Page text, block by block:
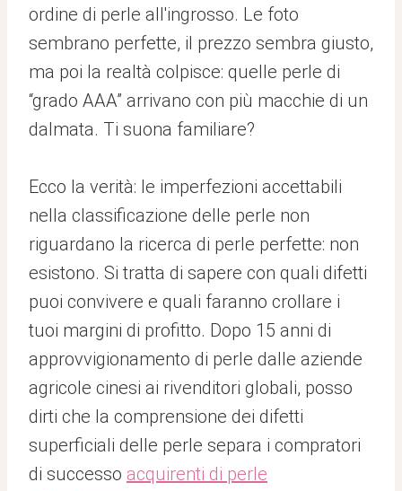
ordine di perle all'ingrosso. Le foto
sembrano perfette, il prezzo sembra giusto,
ma poi la realtà colpisce: quelle perle di
“grado AAA” arrivano con più macchie di un
dalmata. Ti suona familiare?
Ecco la verità: le imperfezioni accettabili
nella classificazione delle perle non
riguardano la ricerca di perle perfette: non
esistono. Si tratta di sapere con quali difetti
puoi convivere e quali faranno crollare i
tuoi margini di profitto. Dopo 15 anni di
approvvigionamento di perle dalle aziende
agricole cinesi ai rivenditori globali, posso
dirti che la comprensione dei difetti
superficiali delle perle separa i compratori
di successo acquirenti di perle